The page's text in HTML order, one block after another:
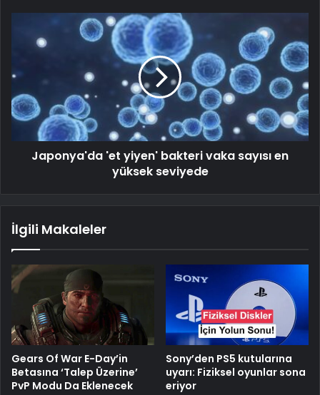
Japonya'da 'et yiyen' bakteri vaka sayısı en
yüksek seviyede
İlgili Makaleler
Gears Of War E-Day’in
Betasına ‘Talep Üzerine’
PvP Modu Da Eklenecek
Sony’den PS5 kutularına
uyarı: Fiziksel oyunlar sona
eriyor